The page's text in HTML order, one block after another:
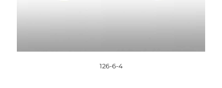
126-6-4